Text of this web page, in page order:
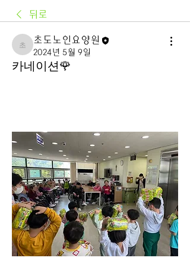
뒤로
초도노인요양원
초도노인요양원
2024년 5월 9일
카네이션🌹